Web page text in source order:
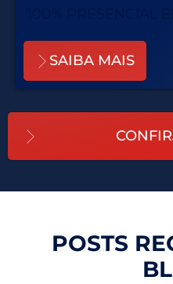
100% PRESENCIAL
SAIBA MAIS
POSTS